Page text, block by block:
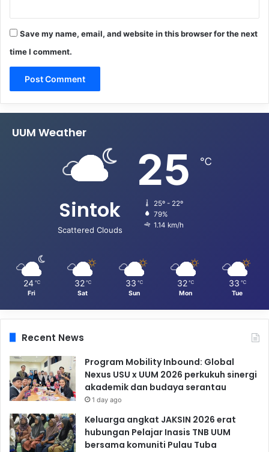
Save my name, email, and website in this browser for the next
time I comment.
UUM Weather
Sintok
Scattered Clouds
25 ℃
25º - 22º
79%
1.14 km/h
24 ℃
Fri
32 ℃
Sat
33 ℃
Sun
32 ℃
Mon
33 ℃
Tue
Recent News
Program Mobility Inbound: Global
Nexus USU x UUM 2026 perkukuh sinergi
akademik dan budaya serantau
1 day ago
Keluarga angkat JAKSIN 2026 erat
hubungan Pelajar Inasis TNB UUM
bersama komuniti Pulau Tuba